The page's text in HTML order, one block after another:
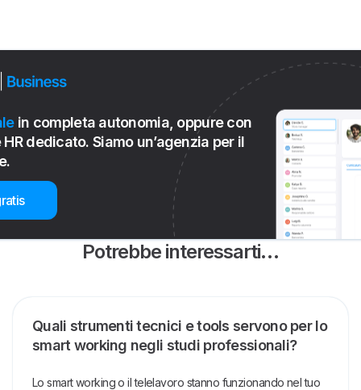
in completa autonomia, oppure con
dedicato. Siamo un’agenzia per il
Potrebbe interessarti…
Quali strumenti tecnici e tools servono per lo
smart working negli studi professionali?
Lo smart working o il telelavoro stanno funzionando nel tuo